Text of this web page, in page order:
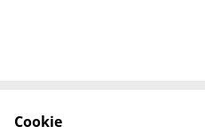
Cookie